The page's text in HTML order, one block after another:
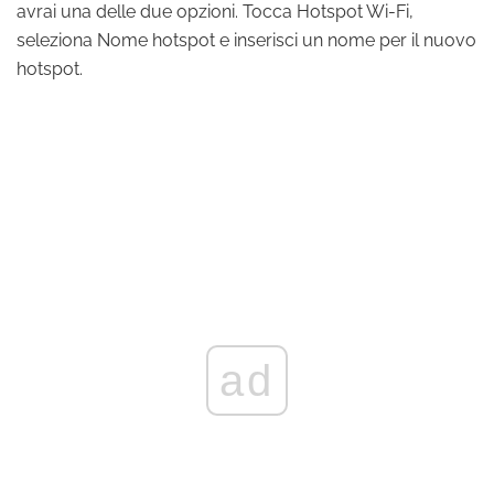
avrai una delle due opzioni. Tocca Hotspot Wi-Fi,
seleziona Nome hotspot e inserisci un nome per il nuovo
hotspot.
ad